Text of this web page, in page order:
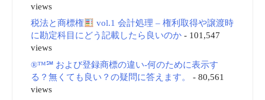
views
税法と商標権
vol.1 会計処理 – 権利取得や譲渡時
に勘定科目にどう記載したら良いのか- 101,547
views
®™℠ および登録商標の違い-何のために表示す
る？無くても良い？の疑問に答えます。
- 80,561
views